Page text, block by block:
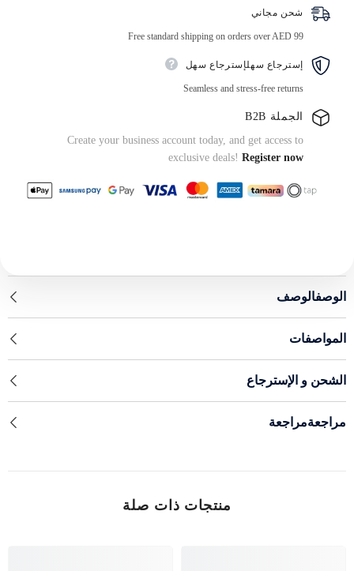
شحن مجاني
Free standard shipping on orders over AED 99
إسترجاع سهلإسترجاع سهل
Seamless and stress-free returns
الجملة B2B
Create your business account today, and get access to
exclusive deals! Register now
الوصفالوصف
المواصفات
الشحن و الإسترجاع
مراجعةمراجعة
منتجات ذات صلة